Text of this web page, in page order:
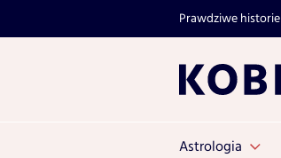
Prawdziwe historie
Astrologia